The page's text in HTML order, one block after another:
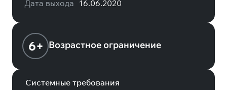
Дата выхода 16.06.2020
6+ Возрастное ограничение
Системные требования